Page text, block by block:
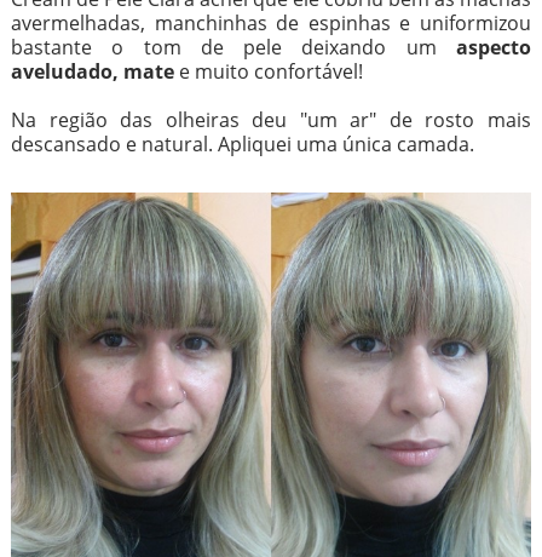
avermelhadas, manchinhas de espinhas e uniformizou
bastante o tom de pele deixando umaspecto
aveludado, matee muito confortável!
Na região das olheiras deu "um ar" de rosto mais
descansado e natural. Apliquei uma única camada.